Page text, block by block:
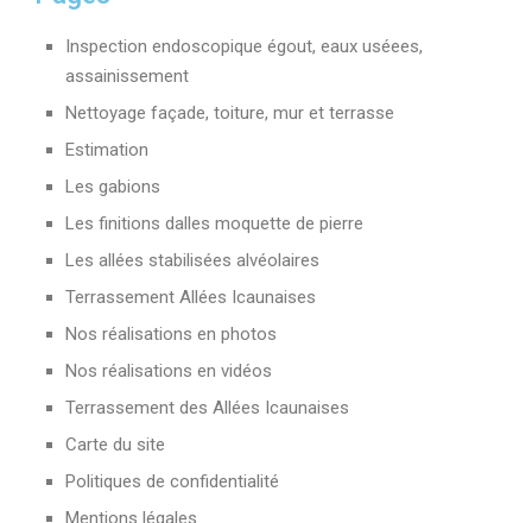
Inspection endoscopique égout, eaux uséees,
assainissement
Nettoyage façade, toiture, mur et terrasse
Estimation
Les gabions
Les finitions dalles moquette de pierre
Les allées stabilisées alvéolaires
Terrassement Allées Icaunaises
Nos réalisations en photos
Nos réalisations en vidéos
Terrassement des Allées Icaunaises
Carte du site
Politiques de confidentialité
Mentions légales